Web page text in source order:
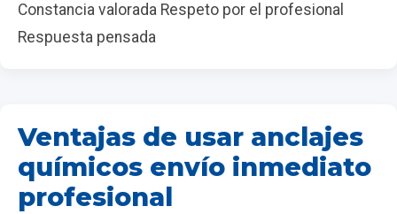
Constancia valorada Respeto por el profesional
Respuesta pensada
Ventajas de usar anclajes
químicos envío inmediato
profesional